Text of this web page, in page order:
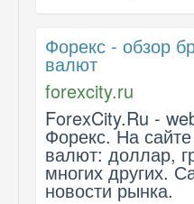
Форекс - обзор
валют
forexcity.ru
ForexCity.Ru -
Форекс. На
валют: доллар,
многих других.
новости рынка.